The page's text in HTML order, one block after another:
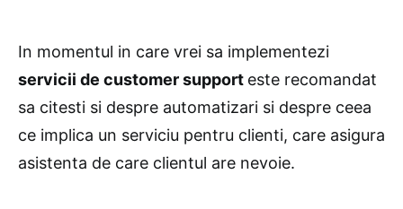
In momentul in care vrei sa implementezi
servicii de customer support este recomandat
sa citesti si despre automatizari si despre ceea
ce implica un serviciu pentru clienti, care asigura
asistenta de care clientul are nevoie.